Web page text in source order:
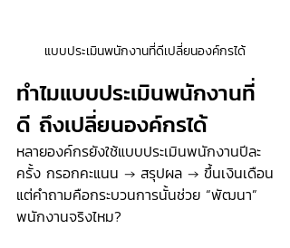
แบบประเมินพนักงานที่ดีเปลี่ยนองค์กรได้
ทำไมแบบประเมินพนักงานที่
ดี ถึงเปลี่ยนองค์กรได้
หลายองค์กรยังใช้แบบประเมินพนักงานปีละ
ครั้ง กรอกคะแนน → สรุปผล → ขึ้นเงินเดือน
แต่คำถามคือกระบวนการนั้นช่วย “พัฒนา”
พนักงานจริงไหม?